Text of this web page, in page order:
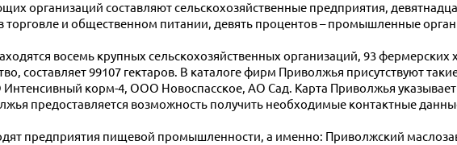
организаций составляют сельскохозяйственные предприятия,
торговле и общественном питании, девять процентов – промышленные
восемь крупных сельскохозяйственных организаций, 93 фермерских
составляет 99107 гектаров. В каталоге фирм Приволжья присутствуют
корм-4, ООО Новоспасское, АО Сад. Карта Приволжья
предоставляется возможность получить необходимые контактные
предприятия пищевой промышленности, а именно: Приволжский